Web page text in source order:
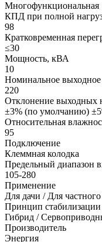
Многофункциональная
КПД при полной
98
Кратковременная
≤30
Мощность, кВА
10
Номинальное
220
Отклонение выходных
±3% (по умолчанию)
Относительная
95
Подключение
Клеммная колодка
Предельный диапазон
105-280
Применение
Для дачи / Для
Принцип стабилизации
Гибрид /
Производитель
Энергия